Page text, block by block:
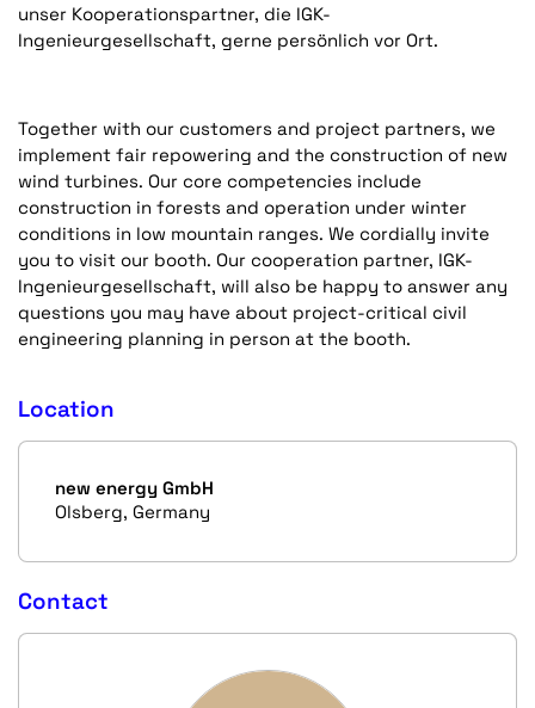
unser Kooperationspartner, die IGK-
Ingenieurgesellschaft, gerne persönlich vor Ort.
Together with our customers and project partners, we
implement fair repowering and the construction of new
wind turbines. Our core competencies include
construction in forests and operation under winter
conditions in low mountain ranges. We cordially invite
you to visit our booth. Our cooperation partner, IGK-
Ingenieurgesellschaft, will also be happy to answer any
questions you may have about project-critical civil
engineering planning in person at the booth.
Location
new energy GmbH
Olsberg, Germany
Contact